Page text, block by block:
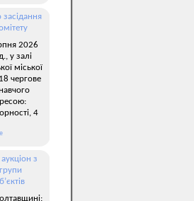
2026
у залі
міської
чергове
4
з